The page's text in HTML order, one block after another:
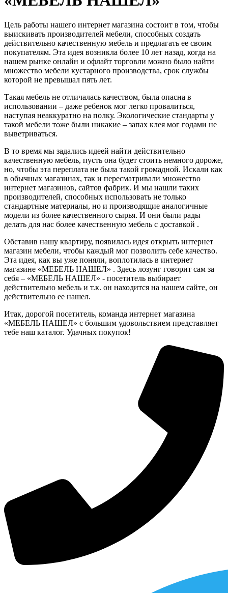
Цель работы нашего интернет магазина состоит в том, чтобы
выискивать производителей мебели, способных создать
действительно качественную мебель и предлагать ее своим
покупателям. Эта идея возникла более 10 лет назад, когда на
нашем рынке онлайн и офлайт торговли можно было найти
множество мебели кустарного производства, срок службы
которой не превышал пять лет.
Такая мебель не отличалась качеством, была опасна в
использовании – даже ребенок мог легко провалиться,
наступая неаккуратно на полку. Экологические стандарты у
такой мебели тоже были никакие – запах клея мог годами не
выветриваться.
В то время мы задались идеей найти действительно
качественную мебель, пусть она будет стоить немного дороже,
но, чтобы эта переплата не была такой громадной. Искали как
в обычных магазинах, так и пересматривали множество
интернет магазинов, сайтов фабрик. И мы нашли таких
производителей, способных использовать не только
стандартные материалы, но и производящие аналогичные
модели из более качественного сырья. И они были рады
делать для нас более качественную мебель с доставкой .
Обставив нашу квартиру, появилась идея открыть интернет
магазин мебели, чтобы каждый мог позволить себе качество.
Эта идея, как вы уже поняли, воплотилась в интернет
магазине «МЕБЕЛЬ НАШЕЛ» . Здесь лозунг говорит сам за
себя – «МЕБЕЛЬ НАШЕЛ» - посетитель выбирает
действительно мебель и т.к. он находится на нашем сайте, он
действительно ее нашел.
Итак, дорогой посетитель, команда интернет магазина
«МЕБЕЛЬ НАШЕЛ» с большим удовольствием представляет
тебе наш каталог. Удачных покупок!